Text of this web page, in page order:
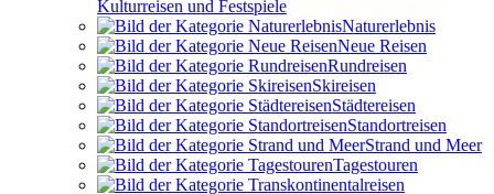
Kultur­reisen und Festspiele
Naturerlebnis
Neue Reisen
Rund­reisen
Ski­reisen
Städte­reisen
Standort­reisen
Strand und Meer
Tagestouren